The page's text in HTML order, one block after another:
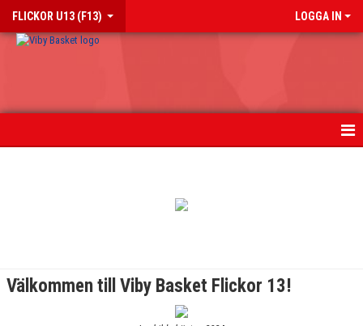
FLICKOR U13 (F13) LOGGA IN
Välkommen till Viby Basket Flickor 13!